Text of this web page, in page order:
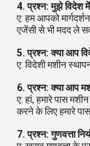
4. प्रश्न: मुझे विदेश
ए: हम आपको
एजेंसी से भी मदद ले
5. प्रश्न: क्या आप
ए: विदेशी मशीन
6. प्रश्न: क्या आप
ए: हां, हमारे पास
करने के लिए हमारे
7. प्रश्न: गुणवत्ता